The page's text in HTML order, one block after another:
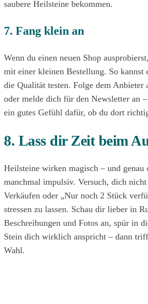
saubere Heilsteine bekommen.
7. Fang klein an
Wenn du einen neuen Shop
mit einer kleinen Bestellung. So kannst
die Qualität testen. Folge dem Anbieter
oder melde dich für den Newsletter an
ein gutes Gefühl dafür, ob du dort
8. Lass dir Zeit beim
Heilsteine wirken magisch – und genau
manchmal impulsiv. Versuch, dich
Verkäufen oder „Nur noch 2 Stück
stressen zu lassen. Schau dir lieber in
Beschreibungen und Fotos an, spür in
Stein dich wirklich anspricht – dann
Wahl.